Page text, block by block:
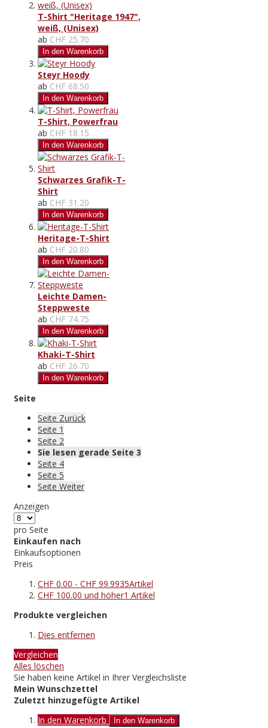
T-Shirt "Heritage 1947",
weiß, (Unisex)
ab CHF 25.70
In den Warenkorb
Steyr Hoody
ab CHF 68.50
In den Warenkorb
T-Shirt, Powerfrau
ab CHF 18.15
In den Warenkorb
Schwarzes Grafik-T-
Shirt
ab CHF 31.20
In den Warenkorb
Heritage-T-Shirt
ab CHF 20.80
In den Warenkorb
Leichte Damen-
Steppweste
ab CHF 74.75
In den Warenkorb
Khaki-T-Shirt
ab CHF 26.70
In den Warenkorb
Seite
Seite Zurück
Seite 1
Seite 2
Sie lesen gerade Seite 3
Seite 4
Seite 5
Seite Weiter
Anzeigen
pro Seite
Einkaufen nach
Einkaufsoptionen
Preis
CHF 0.00 - CHF 99.9935Artikel
CHF 100.00 und höher1 Artikel
Produkte vergleichen
Dies entfernen
Vergleichen
Alles löschen
Sie haben keine Artikel in Ihrer Vergleichsliste
Mein Wunschzettel
Zuletzt hinzugefügte Artikel
In den Warenkorb
In den Warenkorb